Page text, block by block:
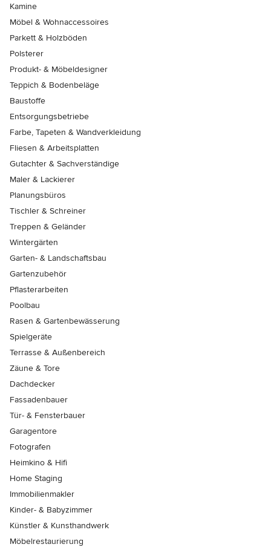
Kamine
Möbel & Wohnaccessoires
Parkett & Holzböden
Polsterer
Produkt- & Möbeldesigner
Teppich & Bodenbeläge
Baustoffe
Entsorgungsbetriebe
Farbe, Tapeten & Wandverkleidung
Fliesen & Arbeitsplatten
Gutachter & Sachverständige
Maler & Lackierer
Planungsbüros
Tischler & Schreiner
Treppen & Geländer
Wintergärten
Garten- & Landschaftsbau
Gartenzubehör
Pflasterarbeiten
Poolbau
Rasen & Gartenbewässerung
Spielgeräte
Terrasse & Außenbereich
Zäune & Tore
Dachdecker
Fassadenbauer
Tür- & Fensterbauer
Garagentore
Fotografen
Heimkino & Hifi
Home Staging
Immobilienmakler
Kinder- & Babyzimmer
Künstler & Kunsthandwerk
Möbelrestaurierung